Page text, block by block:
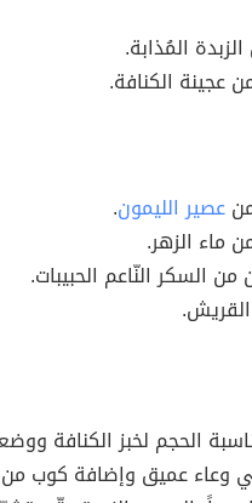
المُذابة.
عجينة الكنافة.
عصير الليمون.
ماء الزهر.
من السكر النّاعم الحبيبات.
القريش.
الحجم لخبز الكنافة
وعاء عميق وإضافة كوب من